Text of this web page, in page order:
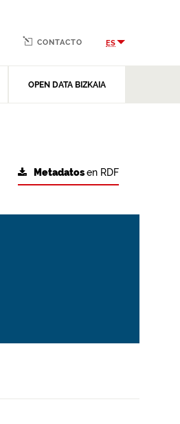
OPEN DATA BIZKAIA
CONTACTO ES
Metadatosen RDF